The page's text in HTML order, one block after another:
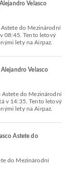
Velasco
08:45. Tento letový
lety na Airpaz.
Velasco
v 14:35. Tento letový
lety na Airpaz.
Astete do